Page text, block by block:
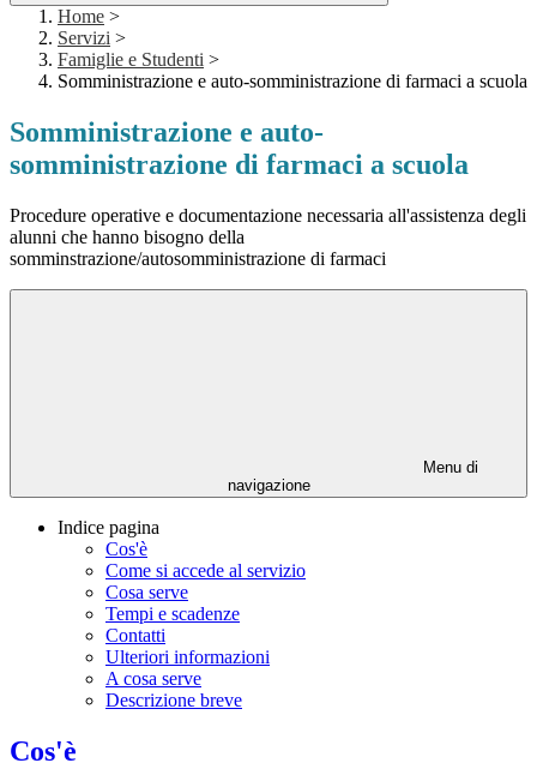
Home >
Servizi >
Famiglie e Studenti >
Somministrazione e auto-somministrazione di farmaci a scuola
Somministrazione e auto-
somministrazione di farmaci a scuola
Procedure operative e documentazione necessaria all'assistenza degli
alunni che hanno bisogno della
somminstrazione/autosomministrazione di farmaci
Menu di
navigazione
Indice pagina
Cos'è
Come si accede al servizio
Cosa serve
Tempi e scadenze
Contatti
Ulteriori informazioni
A cosa serve
Descrizione breve
Cos'è